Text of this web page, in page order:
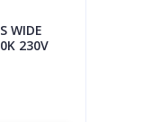
WIDE
230V